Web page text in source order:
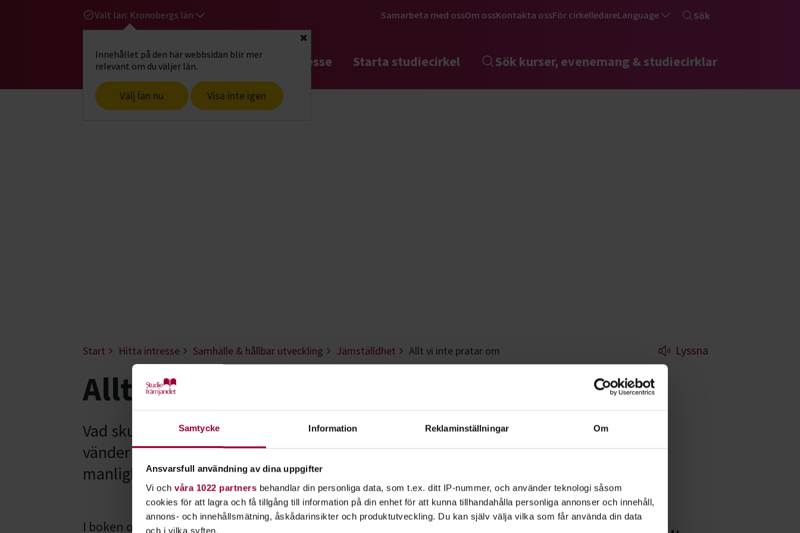
Samtycke Information Reklaminställningar Om
Ansvarsfull användning av dina uppgifter
Vi och våra 1022 partners behandlar din personliga data, som t.ex. ditt IP-nummer, och använder teknologi såsom
cookies för att lagra och få tillgång till information på din enhet för att kunna tillhandahålla personliga annonser och innehåll,
annons- och innehållsmätning, åskådarinsikter och produktutveckling. Du kan själv välja vilka som får använda din data
och i vilka syften.
Valt län: Kronobergs län
Innehållet på den här webbsidan blir mer
relevant om du väljer län.
Välj län nu Visa inte igen
Stäng
Samarbeta med ossOm ossKontakta ossFör cirkelledareLanguage Sök
Gå till studiefrämjandets startsidaHitta intresse Starta studiecirkel Sök kurser, evenemang & studiecirklar
Start Hitta intresse Samhälle & hållbar utveckling Jämställdhet Allt vi inte pratar om Lyssna
Allt vi inte pratar om - Kronoberg
Vad skulle du prata om, om ingen dömde dig? Studieplanen Allt vi inte pratar om
vänder sig till män som vill diskutera mansrollen. Både den egna och hur vår syn på
manlighet påverkar samhället.
I boken och podden Allt vi inte pratar om samtalar kända och okända män